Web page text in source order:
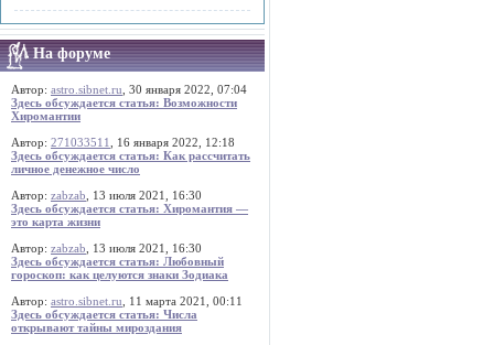
На форуме
Автор: astro.sibnet.ru , 30 января 2022, 07:04
Здесь обсуждается статья: Возможности
Хиромантии
Автор: 271033511
, 16 января 2022, 12:18
Здесь обсуждается статья: Как рассчитать
личное денежное число
Автор: zabzab , 13 июля 2021, 16:30
Здесь обсуждается статья: Хиромантия —
это карта жизни
Автор: zabzab , 13 июля 2021, 16:30
Здесь обсуждается статья: Любовный
гороскоп: как целуются знаки Зодиака
Автор: astro.sibnet.ru , 11 марта 2021, 00:11
Здесь обсуждается статья: Числа
открывают тайны мироздания